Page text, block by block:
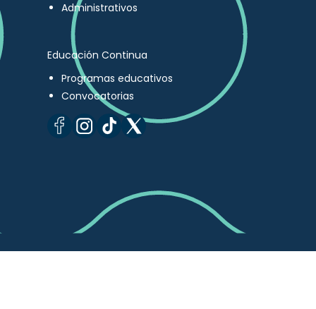
Administrativos
Educación Continua
Programas educativos
Convocatorias